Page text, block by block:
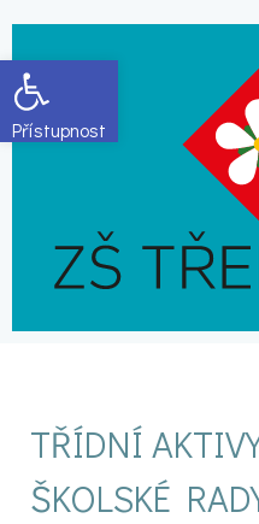
Open toolbar
TŘÍDNÍ
ŠKOLSKÉ